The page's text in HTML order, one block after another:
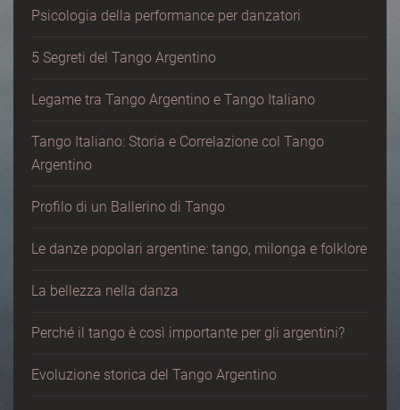
Psicologia della performance per danzatori
5 Segreti del Tango Argentino
Legame tra Tango Argentino e Tango Italiano
Tango Italiano: Storia e Correlazione col Tango
Argentino
Profilo di un Ballerino di Tango
Le danze popolari argentine: tango, milonga e folklore
La bellezza nella danza
Perché il tango è così importante per gli argentini?
Evoluzione storica del Tango Argentino